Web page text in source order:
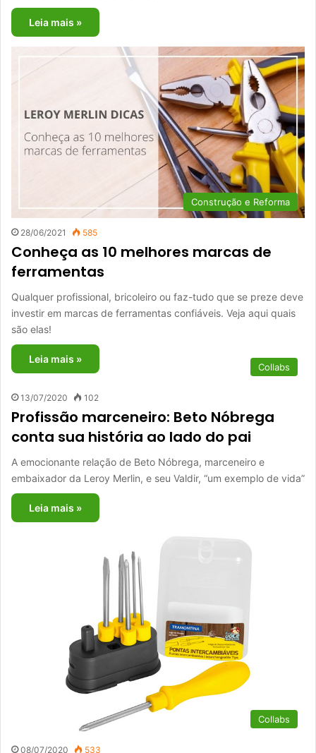
Leia mais »
Construção e Reforma
28/06/2021 585
Conheça as 10 melhores marcas de
ferramentas
Qualquer profissional, bricoleiro ou faz-tudo que se preze deve
investir em marcas de ferramentas confiáveis. Veja aqui quais
são elas!
Leia mais »
Collabs
13/07/2020 102
Profissão marceneiro: Beto Nóbrega
conta sua história ao lado do pai
A emocionante relação de Beto Nóbrega, marceneiro e
embaixador da Leroy Merlin, e seu Valdir, “um exemplo de vida”
Leia mais »
Collabs
08/07/2020 533